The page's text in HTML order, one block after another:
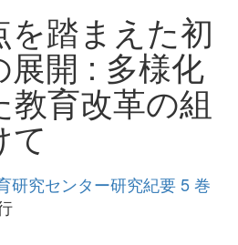
を踏まえた初
開 : 多様化
教育改革の組
て
研究センター研究紀要 5 巻